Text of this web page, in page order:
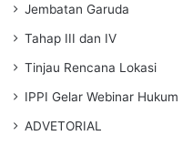
Jembatan Garuda
Tahap III dan IV
Tinjau Rencana Lokasi
IPPI Gelar Webinar Hukum
ADVETORIAL